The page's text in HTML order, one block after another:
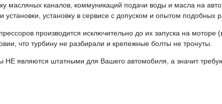
масляных каналов, коммуникаций подачи воды и масла на
установки, установку в сервисе с допуском и опытом подобных
производится исключительно до их запуска на моторе
что турбину не разбирали и крепежные болты не тронуты.
НЕ являются штатными для Вашего автомобиля, а значит